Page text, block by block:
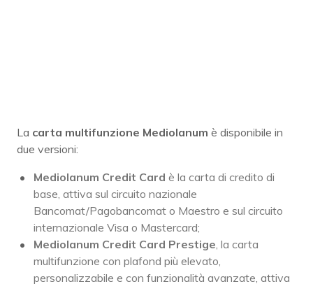
La carta multifunzione Mediolanum è disponibile in
due versioni:
Mediolanum Credit Card è la carta di credito di
base, attiva sul circuito nazionale
Bancomat/Pagobancomat o Maestro e sul circuito
internazionale Visa o Mastercard;
Mediolanum Credit Card Prestige , la carta
multifunzione con plafond più elevato,
personalizzabile e con funzionalità avanzate, attiva